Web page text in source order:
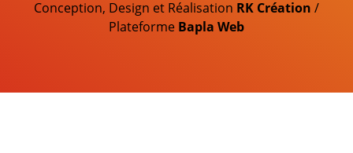
Conception, Design et Réalisation RK Création /
Plateforme Bapla Web